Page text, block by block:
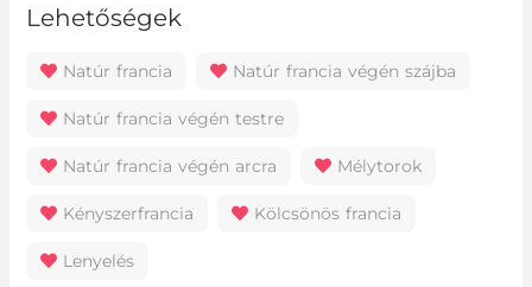
Lehetőségek
Natúr francia Natúr francia végén szájba
Natúr francia végén testre
Natúr francia végén arcra Mélytorok
Kényszerfrancia Kölcsönös francia
Lenyelés